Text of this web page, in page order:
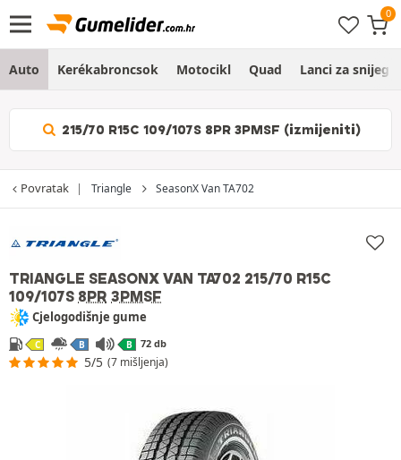
Auto Kerékabroncsok Motocikl Quad Lanci za snijeg
215/70 R15C 109/107S 8PR 3PMSF (izmijeniti)
Povratak Triangle SeasonX Van TA702
TRIANGLE SEASONX VAN TA702 215/70 R15C
109/107S 8PR 3PMSF
Cjelogodišnje gume
C B B 72 db
5/5 (7 mišljenja)